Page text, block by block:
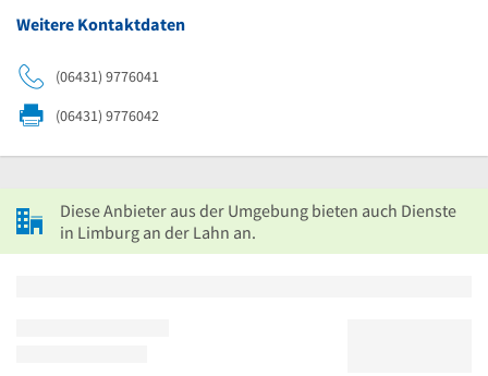
Weitere Kontaktdaten
(06431) 9776041
(06431) 9776042
Diese Anbieter aus der Umgebung bieten auch Dienste
in Limburg an der Lahn an.